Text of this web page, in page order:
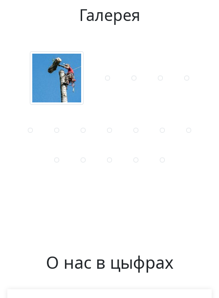
Галерея
О нас в цыфрах